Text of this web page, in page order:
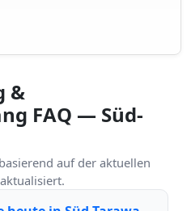
&
FAQ — Süd-
auf der aktuellen